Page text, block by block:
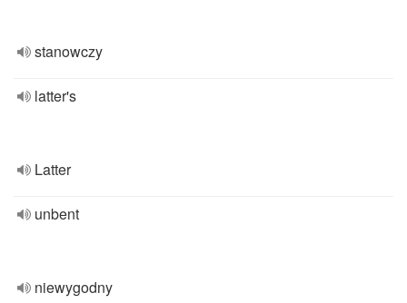
stanowczy
latter's
Latter
unbent
niewygodny